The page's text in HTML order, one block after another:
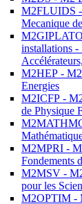
M2FLUIDS
Mecanique
installations -
M2HEP - M2
Energies
M2ICFP -
de Physique
M2MPRI -
Fondements
M2MSV -
pour les
M2OPTIM -